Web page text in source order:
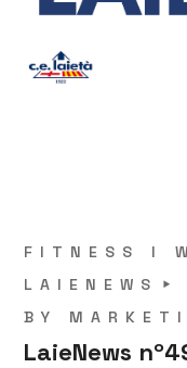
FITNESS I
LAIENEWS
BY
LaieNews